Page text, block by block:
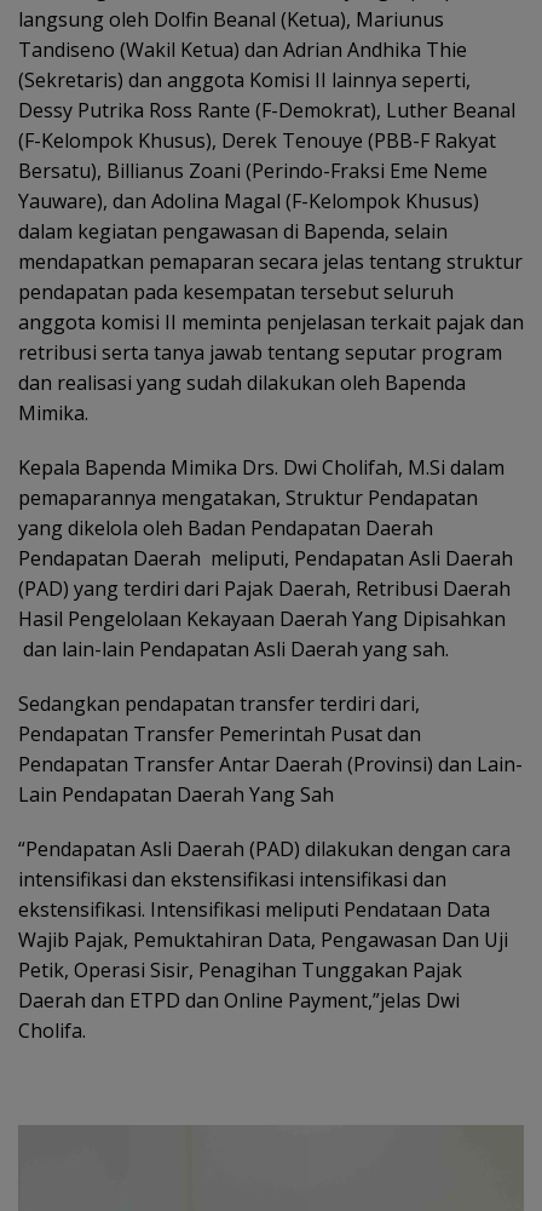
langsung oleh Dolfin Beanal (Ketua), Mariunus
Tandiseno (Wakil Ketua) dan Adrian Andhika Thie
(Sekretaris) dan anggota Komisi II lainnya seperti,
Dessy Putrika Ross Rante (F-Demokrat), Luther Beanal
(F-Kelompok Khusus), Derek Tenouye (PBB-F Rakyat
Bersatu), Billianus Zoani (Perindo-Fraksi Eme Neme
Yauware), dan Adolina Magal (F-Kelompok Khusus)
dalam kegiatan pengawasan di Bapenda, selain
mendapatkan pemaparan secara jelas tentang struktur
pendapatan pada kesempatan tersebut seluruh
anggota komisi II meminta penjelasan terkait pajak dan
retribusi serta tanya jawab tentang seputar program
dan realisasi yang sudah dilakukan oleh Bapenda
Mimika.
Kepala Bapenda Mimika Drs. Dwi Cholifah, M.Si dalam
pemaparannya mengatakan, Struktur Pendapatan
yang dikelola oleh Badan Pendapatan Daerah
Pendapatan Daerah meliputi, Pendapatan Asli Daerah
(PAD) yang terdiri dari Pajak Daerah, Retribusi Daerah
Hasil Pengelolaan Kekayaan Daerah Yang Dipisahkan
dan lain-lain Pendapatan Asli Daerah yang sah.
Sedangkan pendapatan transfer terdiri dari,
Pendapatan Transfer Pemerintah Pusat dan
Pendapatan Transfer Antar Daerah (Provinsi) dan Lain-
Lain Pendapatan Daerah Yang Sah
“Pendapatan Asli Daerah (PAD) dilakukan dengan cara
intensifikasi dan ekstensifikasi intensifikasi dan
ekstensifikasi. Intensifikasi meliputi Pendataan Data
Wajib Pajak, Pemuktahiran Data, Pengawasan Dan Uji
Petik, Operasi Sisir, Penagihan Tunggakan Pajak
Daerah dan ETPD dan Online Payment,”jelas Dwi
Cholifa.